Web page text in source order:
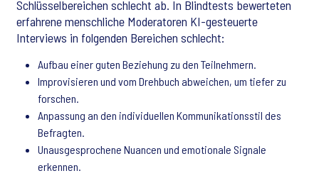
Schlüsselbereichen schlecht ab. In Blindtests bewerteten
erfahrene menschliche Moderatoren KI-gesteuerte
Interviews in folgenden Bereichen schlecht:
Aufbau einer guten Beziehung zu den Teilnehmern.
Improvisieren und vom Drehbuch abweichen, um tiefer zu
forschen.
Anpassung an den individuellen Kommunikationsstil des
Befragten.
Unausgesprochene Nuancen und emotionale Signale
erkennen.